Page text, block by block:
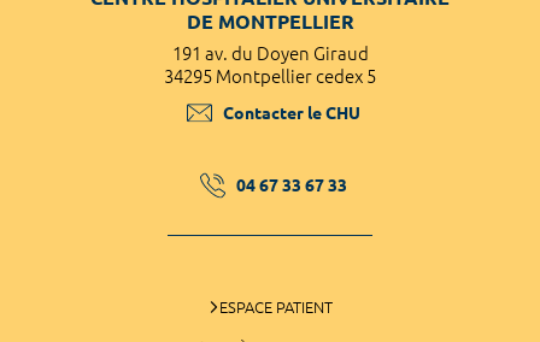
DE MONTPELLIER
191 av. du Doyen Giraud
34295 Montpellier cedex 5
Contacter le CHU
04 67 33 67 33
ESPACE PATIENT